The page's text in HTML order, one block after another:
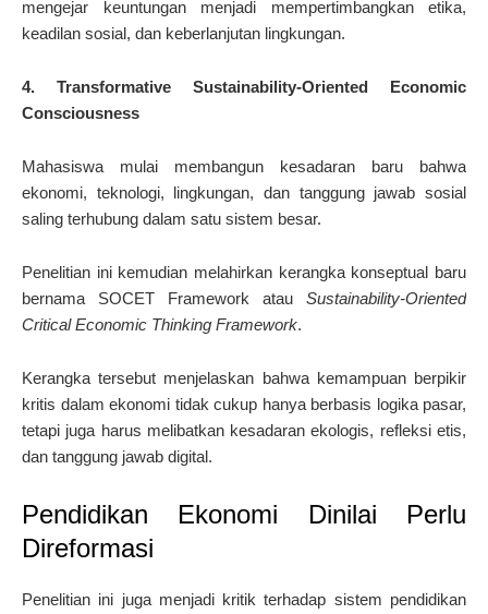
mengejar keuntungan menjadi mempertimbangkan etika,
keadilan sosial, dan keberlanjutan lingkungan.
4. Transformative Sustainability-Oriented Economic
Consciousness
Mahasiswa mulai membangun kesadaran baru bahwa
ekonomi, teknologi, lingkungan, dan tanggung jawab sosial
saling terhubung dalam satu sistem besar.
Penelitian ini kemudian melahirkan kerangka konseptual baru
bernama SOCET Framework atau Sustainability-Oriented
Critical Economic Thinking Framework.
Kerangka tersebut menjelaskan bahwa kemampuan berpikir
kritis dalam ekonomi tidak cukup hanya berbasis logika pasar,
tetapi juga harus melibatkan kesadaran ekologis, refleksi etis,
dan tanggung jawab digital.
Pendidikan Ekonomi Dinilai Perlu
Direformasi
Penelitian ini juga menjadi kritik terhadap sistem pendidikan